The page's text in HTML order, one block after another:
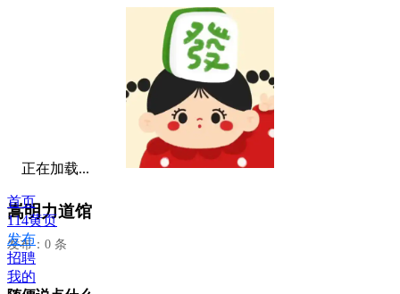
嵩明力道馆
发布：0 条
正在加载...
首页
114黄页
发布
招聘
我的